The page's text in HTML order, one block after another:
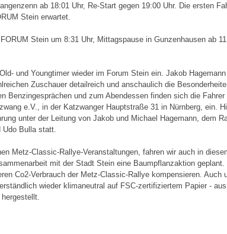
ab 18:01 Uhr, Re-Start gegen 19:00 Uhr. Die ersten
Stein erwartet.
Stein um 8:31 Uhr, Mittagspause in Gunzenhausen ab
und Youngtimer wieder im Forum Stein ein. Jakob
Zuschauer detailreich und anschaulich die
Benzingesprächen und zum Abendessen finden sich die
e.V., in der Katzwanger Hauptstraße 31 in Nürnberg, ein.
unter der Leitung von Jakob und Michael Hagemann, dem
Udo Bulla statt.
Metz-Classic-Rallye-Veranstaltungen, fahren wir auch in
mit der Stadt Stein eine Baumpflanzaktion geplant.
Co2-Verbrauch der Metz-Classic-Rallye kompensieren. Auch
wieder klimaneutral auf FSC-zertifiziertem Papier -